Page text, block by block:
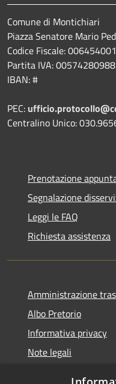
Comune di Montichiari
Piazza Senatore Mario
Codice Fiscale:
Partita IVA: 00574280988
IBAN: #
PEC:
Centralino Unico:
Prenotazione
Segnalazione
Leggi le FAQ
Richiesta assistenza
Amministrazione
Albo Pretorio
Informativa privacy
Note legali